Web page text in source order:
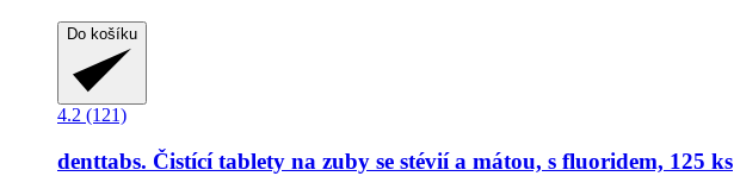
Do košíku
4.2 (121)
denttabs. Čistící tablety na zuby se stévií a mátou, s fluoridem, 125 ks